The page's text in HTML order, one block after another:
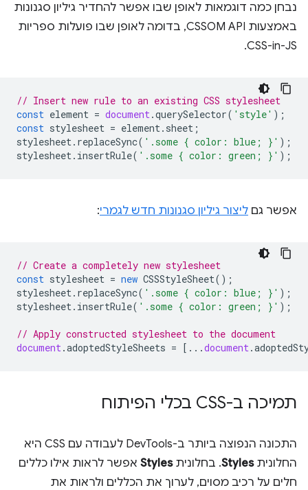
נבחן כמה דוגמאות לאופן שבו אפשר להחדיר גיליון סגנונות
באמצעות CSSOM API, בדומה לאופן שבו פועלות ספריות
CSS-in-JS.
// Insert new rule to an existing CSS stylesheet
const element = document.querySelector( 'style' );
const stylesheet = element. sheet ;
stylesheet. replaceSync( '.some { color: blue; }' );
stylesheet. insertRule( '.some { color: green; }' );
אפשר גם ליצור גיליון סגנונות חדש לגמרי:
// Create a completely new stylesheet
const stylesheet = new CSSStyleSheet();
stylesheet. replaceSync( '.some { color: blue; }' );
stylesheet. insertRule( '.some { color: green; }' );
// Apply constructed stylesheet to the document
document.adoptedStyleSheets = [...document.
תמיכה ב-CSS בכלי הפיתוח
התכונה הנפוצה ביותר ב-DevTools לעבודה עם CSS היא
החלוניתStyles. בחלוניתStyles אפשר לראות אילו כללים
חלים על רכיב מסוים, לערוך את הכללים ולראות את